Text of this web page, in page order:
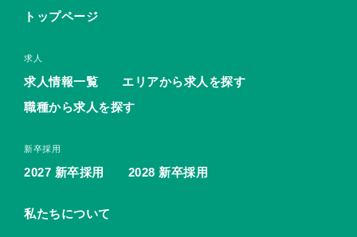
トップページ
求人
求人情報一覧
エリアから求人を探す
職種から求人を探す
新卒採用
2027 新卒採用 2028 新卒採用
私たちについて